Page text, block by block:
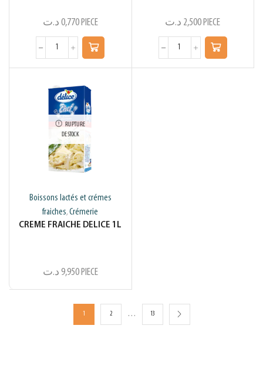
0,770 د.ت PIECE 2,500 د.ت PIECE
RUPTURE
DE STOCK
Boissons lactés et crémes
fraiches,Crémerie
CREME FRAICHE DELICE 1L
9,950 د.ت PIECE
1 2 … 13